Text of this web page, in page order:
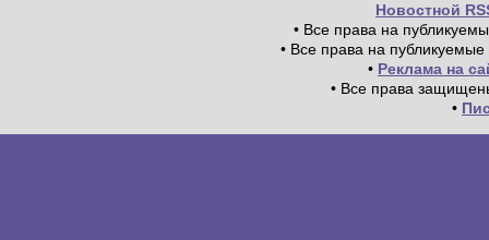
Новостной
• Все права на
• Все права на
• Реклама на
• Все права
•